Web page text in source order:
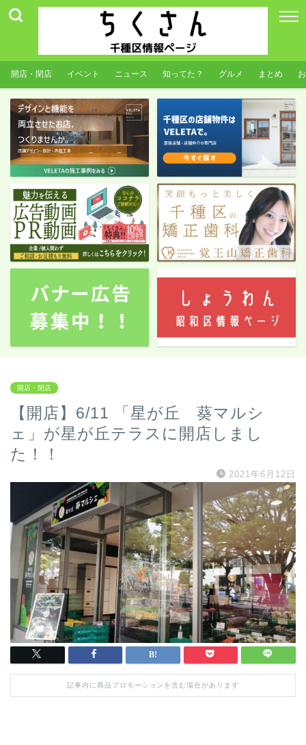
開店・閉店 イベント ニュース 知ってた？ グルメ まとめ
開店・閉店
【開店】6/11 「星が丘 葵マルシ
ェ」が星が丘テラスに開店しまし
た！！
2021年6月12日
記事内に商品プロモーションを含む場合があります